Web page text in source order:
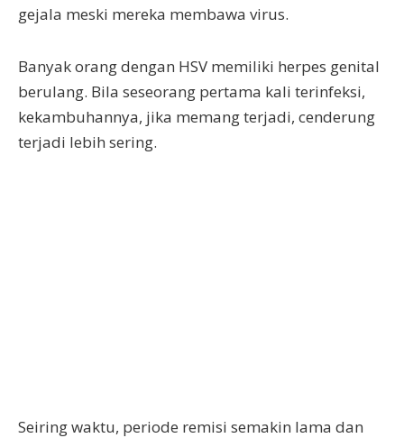
gejala meski mereka membawa virus.
Banyak orang dengan HSV memiliki herpes genital
berulang. Bila seseorang pertama kali terinfeksi,
kekambuhannya, jika memang terjadi, cenderung
terjadi lebih sering.
Seiring waktu, periode remisi semakin lama dan